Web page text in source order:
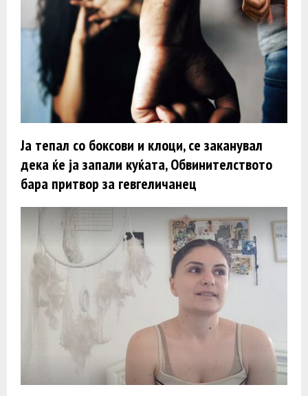
Ја тепал со боксови и клоци, се заканувал
дека ќе ја запали куќата, Обвинителството
бара притвор за гевгеличанец